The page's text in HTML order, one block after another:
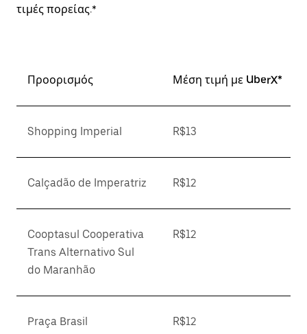
τιμές πορείας.*
Προορισμός Μέση τιμή με UberX*
Shopping Imperial R$13
Calçadão de Imperatriz R$12
Cooptasul Cooperativa
Trans Alternativo Sul
do Maranhão
R$12
Praça Brasil R$12